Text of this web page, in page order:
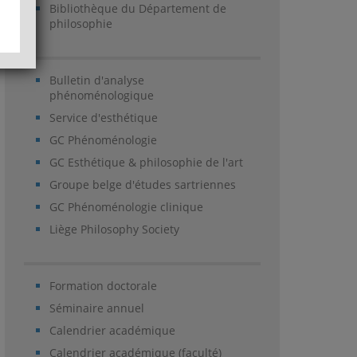
Bibliothèque du Département de
philosophie
Bulletin d'analyse
phénoménologique
Service d'esthétique
GC Phénoménologie
GC Esthétique & philosophie de l'art
Groupe belge d'études sartriennes
GC Phénoménologie clinique
Liège Philosophy Society
Formation doctorale
Séminaire annuel
Calendrier académique
Calendrier académique (faculté)